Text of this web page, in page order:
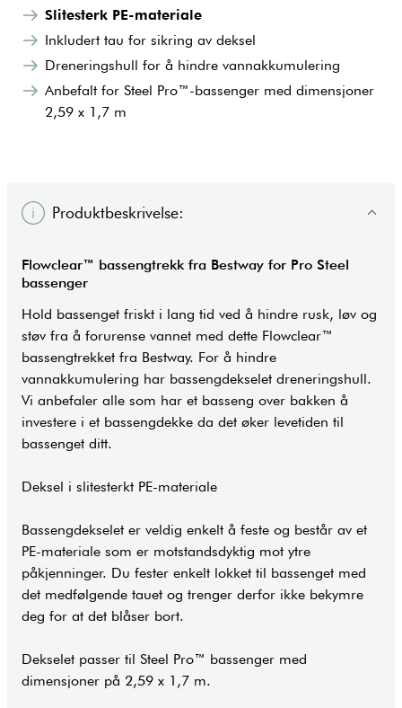
Slitesterk PE-materiale
Inkludert tau for sikring av deksel
Dreneringshull for å hindre vannakkumulering
Anbefalt for Steel Pro™-bassenger med dimensjoner
2,59 x 1,7 m
Produktbeskrivelse:
Flowclear™ bassengtrekk fra Bestway for Pro Steel
bassenger
Hold bassenget friskt i lang tid ved å hindre rusk, løv og
støv fra å forurense vannet med dette Flowclear™
bassengtrekket fra Bestway. For å hindre
vannakkumulering har bassengdekselet dreneringshull.
Vi anbefaler alle som har et basseng over bakken å
investere i et bassengdekke da det øker levetiden til
bassenget ditt.
Deksel i slitesterkt PE-materiale
Bassengdekselet er veldig enkelt å feste og består av et
PE-materiale som er motstandsdyktig mot ytre
påkjenninger. Du fester enkelt lokket til bassenget med
det medfølgende tauet og trenger derfor ikke bekymre
deg for at det blåser bort.
Dekselet passer til Steel Pro™ bassenger med
dimensjoner på 2,59 x 1,7 m.